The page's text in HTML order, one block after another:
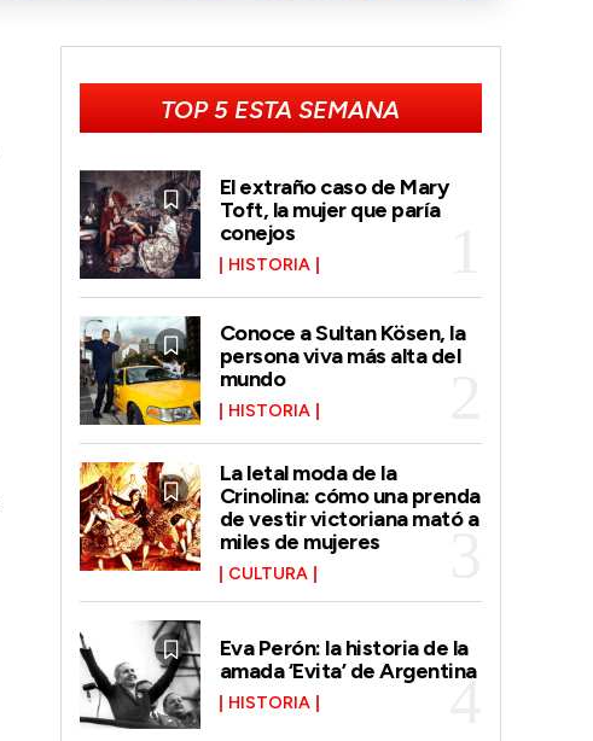
TOP 5 ESTA SEMANA
El extraño caso de Mary
Toft, la mujer que paría
conejos
HISTORIA
Conoce a Sultan Kösen, la
persona viva más alta del
mundo
HISTORIA
La letal moda de la
Crinolina: cómo una prenda
de vestir victoriana mató a
miles de mujeres
CULTURA
Eva Perón: la historia de la
amada ‘Evita’ de Argentina
HISTORIA